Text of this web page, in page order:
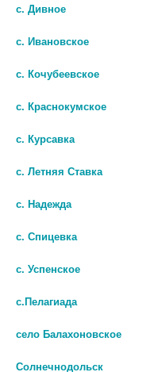
ВИТАУКТ МАГНИЙ В6
с. Дивное
с. Ивановское
с. Кочубеевское
с. Краснокумское
с. Курсавка
с. Летняя Ставка
с. Надежда
с. Спицевка
с. Успенское
с.Пелагиада
село Балахоновское
Солнечнодольск